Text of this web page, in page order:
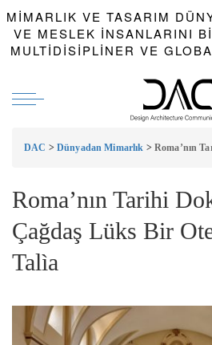
MIMARLIK VE TASARIM
VE MESLEK INSANLARINI
MULTIDISIPLINER VE
DAC > Dünyadan Mimarlık > Roma’nın Tarihi
Roma’nın Tarihi
Çağdaş Lüks Bir
Talìa